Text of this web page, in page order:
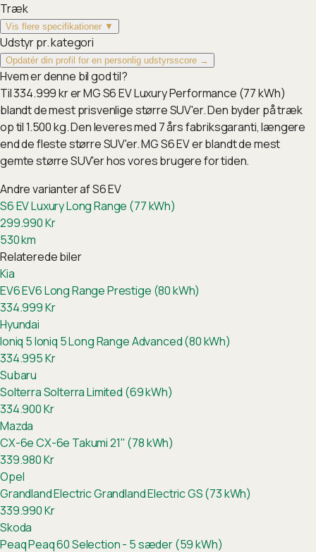
Træk
Vis flere specifikationer ▼
Udstyr pr. kategori
Opdatér din profil for en personlig udstyrsscore →
Hvem er denne bil god til?
Til 334.999 kr er MG S6 EV Luxury Performance (77 kWh)
blandt de mest prisvenlige større SUV'er. Den byder på træk
op til 1.500 kg. Den leveres med 7 års fabriksgaranti, længere
end de fleste større SUV'er. MG S6 EV er blandt de mest
gemte større SUV'er hos vores brugere for tiden.
Andre varianter afS6 EV
S6 EV Luxury Long Range (77 kWh)
299.990Kr
530km
Relaterede biler
Kia
EV6EV6 Long Range Prestige (80 kWh)
334.999Kr
Hyundai
Ioniq 5Ioniq 5 Long Range Advanced (80 kWh)
334.995Kr
Subaru
SolterraSolterra Limited (69 kWh)
334.900Kr
Mazda
CX-6eCX-6e Takumi 21" (78 kWh)
339.980Kr
Opel
Grandland ElectricGrandland Electric GS (73 kWh)
339.990Kr
Skoda
PeaqPeaq 60 Selection - 5 sæder (59 kWh)